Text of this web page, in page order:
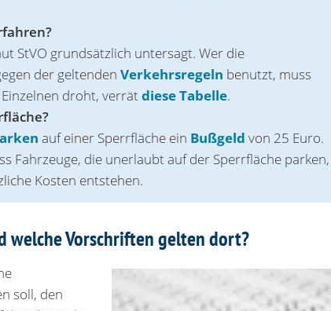
StVO grundsätzlich untersagt. Wer die
der geltenden Verkehrsregeln benutzt, muss
droht, verrät diese Tabelle.
auf einer Sperrfläche ein Bußgeld von 25 Euro.
Fahrzeuge, die unerlaubt auf der Sperrfläche parken,
Kosten entstehen.
welche Vorschriften gelten dort?
soll, den